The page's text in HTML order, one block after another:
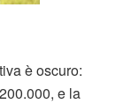
è oscuro:
e la